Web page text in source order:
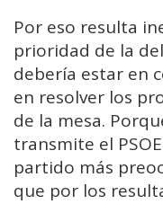
Por eso resulta
prioridad de la
debería estar en
en resolver los
de la mesa.
transmite el
partido más
que por los